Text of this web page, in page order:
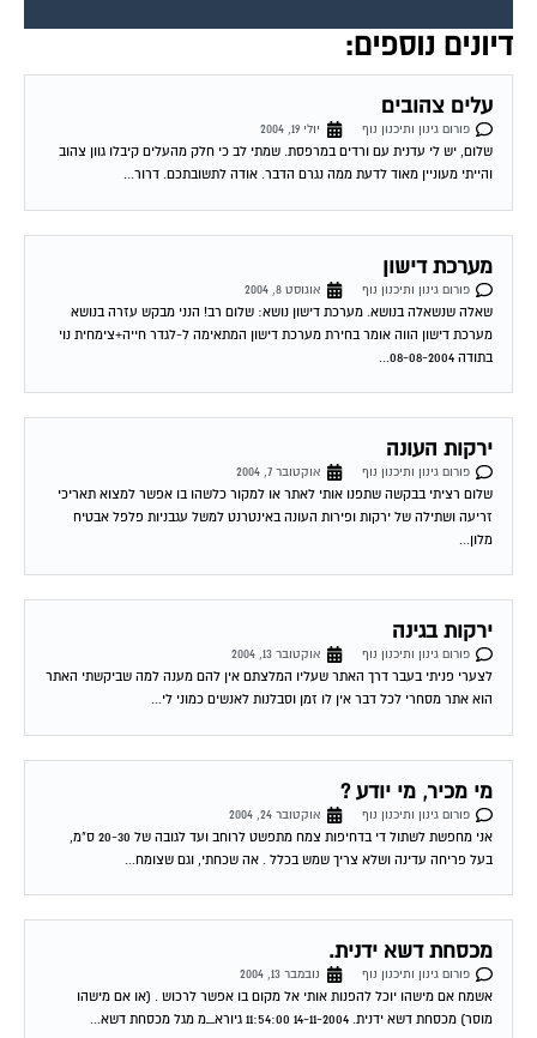
דיונים נוספים:
עלים צהובים
פורום גינון ותיכנון נוף
שלום, יש לי עדנית עם ורדים במרפסת. שמתי לב כי חלק מהעלים קיבלו גוון צהוב
והייתי מעוניין מאוד לדעת ממה נגרם הדבר. אודה לתשובתכם. דרור...
מערכת דישון
פורום גינון ותיכנון נוף
שאלה שנשאלה בנושא. מערכת דישון נושא: שלום רב! הנני מבקש עזרה בנושא
מערכת דישון הווה אומר בחירת מערכת דישון המתאימה ל-לגדר חייה+צימחית נוי
בתודה 08-08-2004...
ירקות העונה
פורום גינון ותיכנון נוף
שלום רציתי בבקשה שתפנו אותי לאתר או למקור כלשהו בו אפשר למצוא תאריכי
זריעה ושתילה של ירקות ופירות העונה באינטרנט למשל עגבניות פלפל אבטיח
מלון...
ירקות בגינה
פורום גינון ותיכנון נוף
לצערי פניתי בעבר דרך האתר שעליו המלצתם אין להם מענה למה שביקשתי האתר
הוא אתר מסחרי לכל דבר אין לו זמן וסבלנות לאנשים כמוני לי...
מי מכיר, מי יודע ?
פורום גינון ותיכנון נוף
בעל פריחה עדינה ושלא צריך שמש בכלל . אה שכחתי, וגם שצומח...
מכסחת דשא ידנית.
פורום גינון ותיכנון נוף
אשמח אם מישהו יוכל להפנות אותי אל מקום בו אפשר לרכוש . (או אם מישהו
מוסר) מכסחת דשא ידנית. 14-11-2004 11:54:00 גיורא_מ מגל מכסחת דשא...